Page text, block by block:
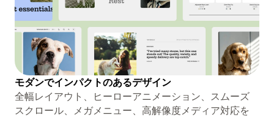
モダンでインパクトのあるデザイン
全幅レイアウト、ヒーローアニメーション、スムーズ
スクロール、メガメニュー、高解像度メディア対応を